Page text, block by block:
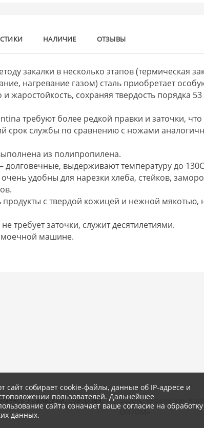
НАЛИЧИЕ ОТЗЫВЫ
закалки в несколько этапов (термическая
нагревание газом) сталь приобретает
жаростойкость, сохраняя твердость порядка
требуют более редкой правки и заточки, что
срок службы по сравнению с ножами
из полипропилена.
долговечные, выдерживают температуру до
удобны для нарезки хлеба, стейков,
продукты с твердой кожицей и нежной мякотью,
требует заточки, служит десятилетиями.
машине.
Уральский, Суворова,
2020 © «Уральская
ОПТОМ»
сайт собирает cookie-файлы, данные об IP-адресе и
пользователей. Дальнейшее
сайта означает ваше согласие на обработку
данных.